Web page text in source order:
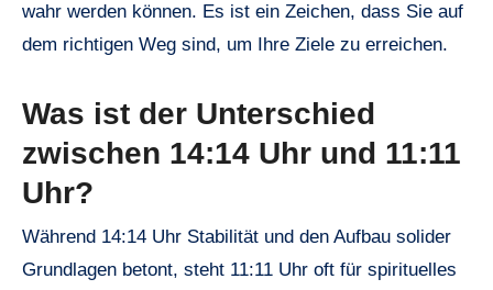
wahr werden können. Es ist ein Zeichen, dass Sie auf
dem richtigen Weg sind, um Ihre Ziele zu erreichen.
Was ist der Unterschied
zwischen 14:14 Uhr und 11:11
Uhr?
Während 14:14 Uhr Stabilität und den Aufbau solider
Grundlagen betont, steht 11:11 Uhr oft für spirituelles